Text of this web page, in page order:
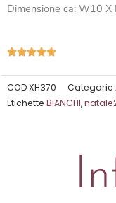
Dimensione ca: W10
Valutazione
5
CODXH370 Categorie
Etichette BIANCHI,